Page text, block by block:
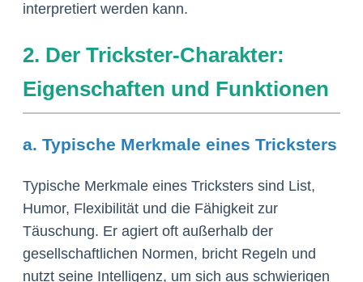
interpretiert werden kann.
2. Der Trickster-Charakter:
Eigenschaften und Funktionen
a. Typische Merkmale eines Tricksters
Typische Merkmale eines Tricksters sind List,
Humor, Flexibilität und die Fähigkeit zur
Täuschung. Er agiert oft außerhalb der
gesellschaftlichen Normen, bricht Regeln und
nutzt seine Intelligenz, um sich aus schwierigen